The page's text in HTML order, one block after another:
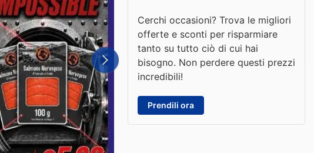
Cerchi occasioni? Trova le migliori
offerte e sconti per risparmiare
tanto su tutto ciò di cui hai
bisogno. Non perdere questi prezzi
incredibili!
Prendili ora